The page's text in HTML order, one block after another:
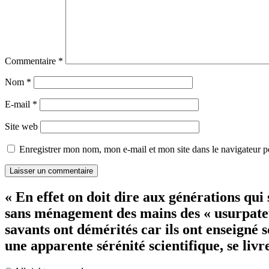
Commentaire *
Nom *
E-mail *
Site web
Enregistrer mon nom, mon e-mail et mon site dans le navigateur
« En effet on doit dire aux générations qui
sans ménagement des mains des «
savants ont démérités car ils ont enseigné
une apparente sérénité scientifique, se